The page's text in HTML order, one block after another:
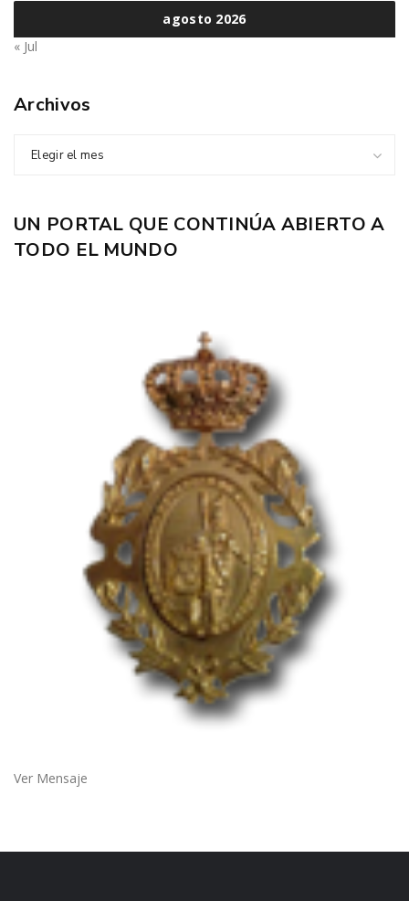
agosto 2026
« Jul
Archivos
Elegir el mes
UN PORTAL QUE CONTINÚA ABIERTO A
TODO EL MUNDO
Ver Mensaje